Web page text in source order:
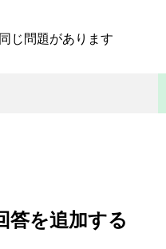
同じ問題があります
答を追加する